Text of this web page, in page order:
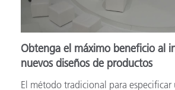
Obtenga el máximo beneficio al
nuevos diseños de productos
El método tradicional para